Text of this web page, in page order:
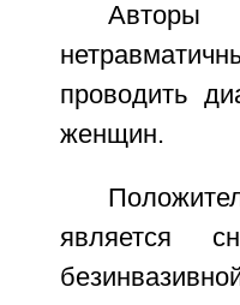
Авторы
проводить
женщин.
является